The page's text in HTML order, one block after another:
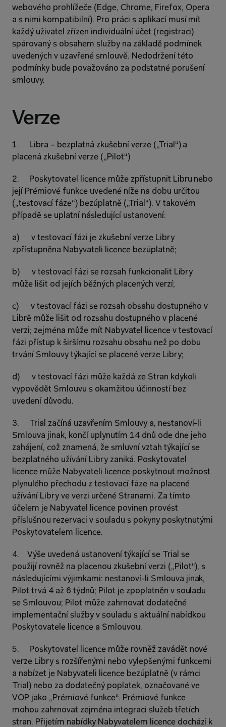
webového prohlížeče (Edge, Chrome, Firefox, Opera
a s nimi kompatibilní). Pro práci s aplikací musí mít
každý uživatel zřízen individuální účet (registraci)
spárovaný s obsahem služby na základě podmínek
uvedených v uzavřené smlouvě. Nedodržení této
podmínky bude považováno za podstatné porušení
smlouvy.
Verze
1.     Libra – bezplatná zkušební verze („Trial“) a
placená zkušební verze („Pilot“)
2.     Poskytovatel licence může zpřístupnit Libru nebo
její Prémiové funkce uvedené níže na dobu určitou
(„testovací fáze“) bezúplatně („Trial“). V takovém
případě se uplatní následující ustanovení:
a)      v testovací fázi je zkušební verze Libry
zpřístupněna Nabyvateli licence bezúplatně;
b)      v testovací fázi se rozsah funkcionalit Libry
může lišit od jejích běžných placených verzí;
c)      v testovací fázi se rozsah obsahu dostupného v
Librě může lišit od rozsahu dostupného v placené
verzi; zejména může mít Nabyvatel licence v testovací
fázi přístup k širšímu rozsahu obsahu než po dobu
trvání Smlouvy týkající se placené verze Libry;
d)      v testovací fázi může každá ze Stran kdykoli
vypovědět Smlouvu s okamžitou účinností bez
uvedení důvodu.
3.     Trial začíná uzavřením Smlouvy a, nestanoví-li
Smlouva jinak, končí uplynutím 14 dnů ode dne jeho
zahájení, což znamená, že smluvní vztah týkající se
bezplatného užívání Libry zaniká. Poskytovatel
licence může Nabyvateli licence poskytnout možnost
plynulého přechodu z testovací fáze na placené
užívání Libry ve verzi určené Stranami. Za tímto
účelem je Nabyvatel licence povinen provést
příslušnou rezervaci v souladu s pokyny poskytnutými
Poskytovatelem licence.
4.    Výše uvedená ustanovení týkající se Trial se
použijí rovněž na placenou zkušební verzi („Pilot“), s
následujícími výjimkami: nestanoví-li Smlouva jinak,
Pilot trvá 4 až 6 týdnů; Pilot je zpoplatněn v souladu
se Smlouvou; Pilot může zahrnovat dodatečné
implementační služby v souladu s aktuální nabídkou
Poskytovatele licence a Smlouvou.
5.     Poskytovatel licence může rovněž zavádět nové
verze Libry s rozšířenými nebo vylepšenými funkcemi
a nabízet je Nabyvateli licence bezúplatně (v rámci
Trial) nebo za dodatečný poplatek, označované ve
VOP jako „Prémiové funkce“. Prémiové funkce
mohou zahrnovat zejména integraci služeb třetích
stran. Přijetím nabídky Nabyvatelem licence dochází k